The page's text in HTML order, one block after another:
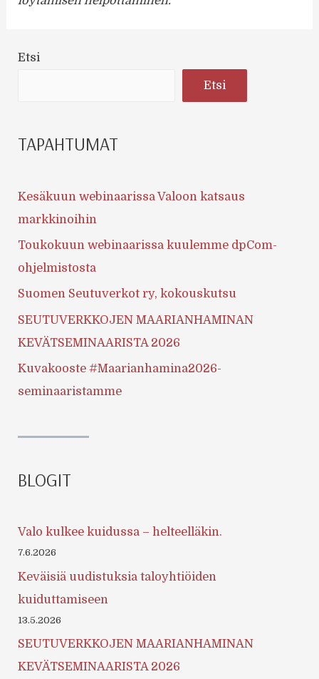
Etsi
Etsi
TAPAHTUMAT
Kesäkuun webinaarissa Valoon katsaus
markkinoihin
Toukokuun webinaarissa kuulemme dpCom-
ohjelmistosta
Suomen Seutuverkot ry, kokouskutsu
SEUTUVERKKOJEN MAARIANHAMINAN
KEVÄTSEMINAARISTA 2026
Kuvakooste #Maarianhamina2026-
seminaaristamme
BLOGIT
Valo kulkee kuidussa – helteelläkin.
7.6.2026
Keväisiä uudistuksia taloyhtiöiden
kuiduttamiseen
13.5.2026
SEUTUVERKKOJEN MAARIANHAMINAN
KEVÄTSEMINAARISTA 2026